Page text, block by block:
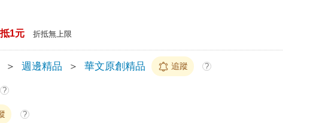
1元 折抵無上限
＞ 週邊精品 ＞ 華文原創精品 追蹤 ?
?
?